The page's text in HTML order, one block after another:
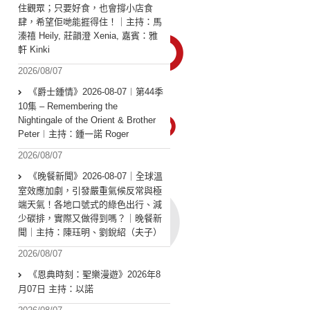
住觀眾；只要好食，也會撐小店食
肆，希望佢哋能捱得住！｜主持：馬
溱禧 Heily, 莊韻澄 Xenia, 嘉賓：雅
軒 Kinki
2026/08/07
《爵士鍾情》2026-08-07︱第44季
10集 – Remembering the
Nightingale of the Orient & Brother
Peter︱主持：鍾一諾 Roger
2026/08/07
《晚餐新聞》2026-08-07｜全球溫
室效應加劇，引發嚴重氣候反常與極
端天氣！各地口號式的綠色出行、減
少碳排，實際又做得到嗎？｜晚餐新
聞｜主持：陳珏明、劉銳紹（夫子）
2026/08/07
《恩典時刻：聖樂漫遊》2026年8
月07日 主持：以諾